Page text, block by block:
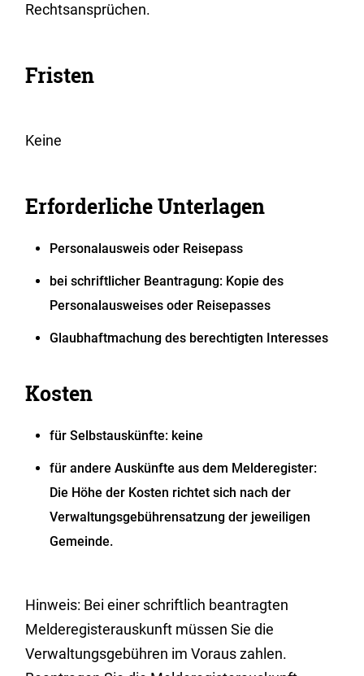
Rechtsansprüchen.
Fristen
Keine
Erforderliche Unterlagen
Personalausweis oder Reisepass
bei schriftlicher Beantragung: Kopie des
Personalausweises oder Reisepasses
Glaubhaftmachung des berechtigten Interesses
Kosten
für Selbstauskünfte: keine
für andere Auskünfte aus dem Melderegister:
Die Höhe der Kosten richtet sich nach der
Verwaltungsgebührensatzung der jeweiligen
Gemeinde.
Hinweis: Bei einer schriftlich beantragten
Melderegisterauskunft müssen Sie die
Verwaltungsgebühren im Voraus zahlen.